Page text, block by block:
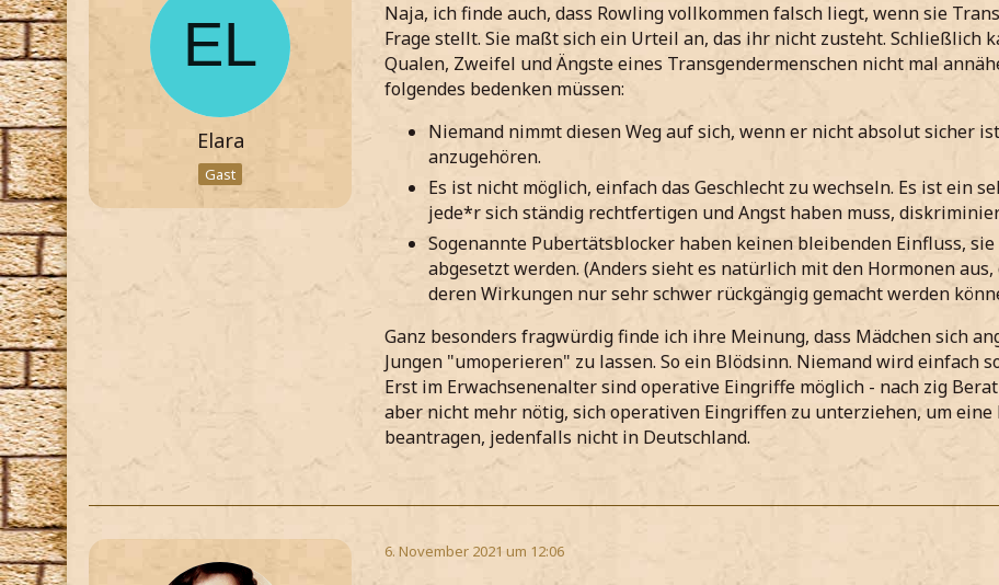
Elara
Gast
Naja, ich finde auch, dass Rowling vollkommen falsch liegt, wenn sie
Frage stellt. Sie maßt sich ein Urteil an, das ihr nicht zusteht. Schließlich
Qualen, Zweifel und Ängste eines Transgendermenschen nicht mal
folgendes bedenken müssen:
Niemand nimmt diesen Weg auf sich, wenn er nicht absolut sicher
anzugehören.
Es ist nicht möglich, einfach das Geschlecht zu wechseln. Es ist ein
jede*r sich ständig rechtfertigen und Angst haben muss,
Sogenannte Pubertätsblocker haben keinen bleibenden Einfluss,
abgesetzt werden. (Anders sieht es natürlich mit den Hormonen
deren Wirkungen nur sehr schwer rückgängig gemacht werden
Ganz besonders fragwürdig finde ich ihre Meinung, dass Mädchen sich
Jungen "umoperieren" zu lassen. So ein Blödsinn. Niemand wird einfach
Erst im Erwachsenenalter sind operative Eingriffe möglich - nach zig
aber nicht mehr nötig, sich operativen Eingriffen zu unterziehen, um eine
beantragen, jedenfalls nicht in Deutschland.
6. November 2021 um 12:06